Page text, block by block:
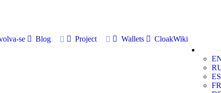
se Blog Project Wallets
CloakWiki
ES
FR